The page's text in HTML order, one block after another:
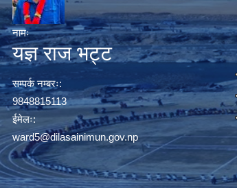
नामः
यज्ञ राज भट्ट
सम्पर्क नम्बरः:
9848815113
ईमेलः:
ward5@dilasainimun.gov.np